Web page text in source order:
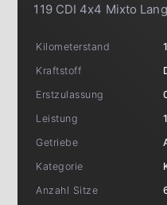
119 CDI 4x4 Mixto
Kilometerstand
Kraftstoff
Erstzulassung
Leistung
Getriebe
Kategorie
Anzahl Sitze